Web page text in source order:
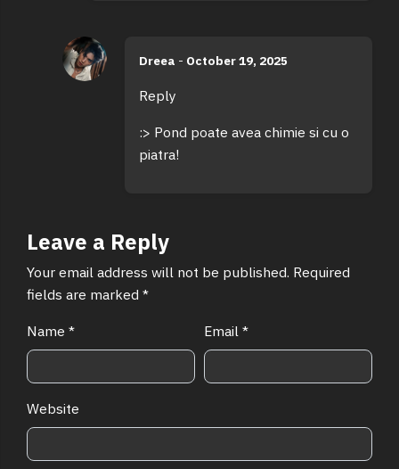
Dreea - October 19, 2025
Reply
:> Pond poate avea chimie si cu o
piatra!
Leave a Reply
Your email address will not be published. Required
fields are marked *
Name * Email *
Website